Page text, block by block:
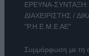
ΕΡΕΥΝΑ-
ΔΙΑΧΕΙΡΙΣΤΗΣ /
"Ρ.Η.Ε.Μ.Ε ΑΕ"
Συμμόρφωση με τη